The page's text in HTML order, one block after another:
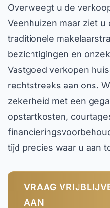
Overweegt u de
Veenhuizen maar ziet u
traditionele
bezichtigingen en
Vastgoed verkopen
rechtstreeks aan ons.
zekerheid met een
opstartkosten,
tijd precies waar u aan
VRAAG
AAN